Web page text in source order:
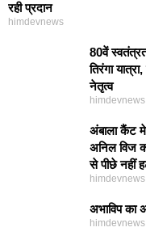
रही प्रदान
himdevnews
80वें
तिरंगा
नेतृत्व
himdevnews
अंबाला कैंट
अनिल विज
से पीछे नहीं
himdevnews
अभाविप का
himdevnews